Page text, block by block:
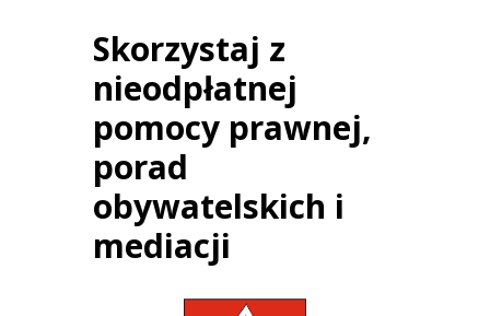
Skorzystaj z
nieodpłatnej
pomocy prawnej,
porad
obywatelskich i
mediacji